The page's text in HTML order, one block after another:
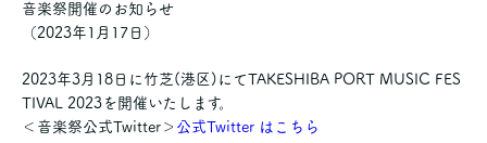
音楽祭開催のお知らせ
（2023年1月17日）
2023年3月18日に竹芝(港区)にてTAKESHIBA PORT MUSIC FES
TIVAL 2023を開催いたします。
＜音楽祭公式Twitter＞ 公式Twitter はこちら